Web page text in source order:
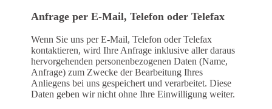
Anfrage per E-Mail, Telefon oder Telefax
Wenn Sie uns per E-Mail, Telefon oder Telefax
kontaktieren, wird Ihre Anfrage inklusive aller daraus
hervorgehenden personenbezogenen Daten (Name,
Anfrage) zum Zwecke der Bearbeitung Ihres
Anliegens bei uns gespeichert und verarbeitet. Diese
Daten geben wir nicht ohne Ihre Einwilligung weiter.